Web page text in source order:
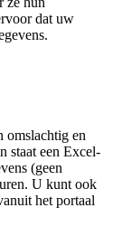
dat uw
omslachtig en
staat een Excel-
(geen
U kunt ook
het portaal